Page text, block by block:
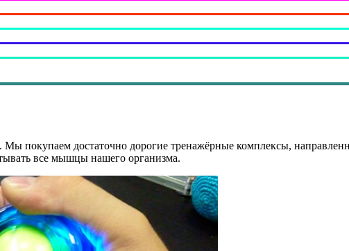
покупаем достаточно дорогие тренажёрные комплексы,
все мышцы нашего организма.